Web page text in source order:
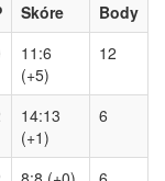
Skóre
Body
11:6
(+5)
12
14:13
(+1)
6